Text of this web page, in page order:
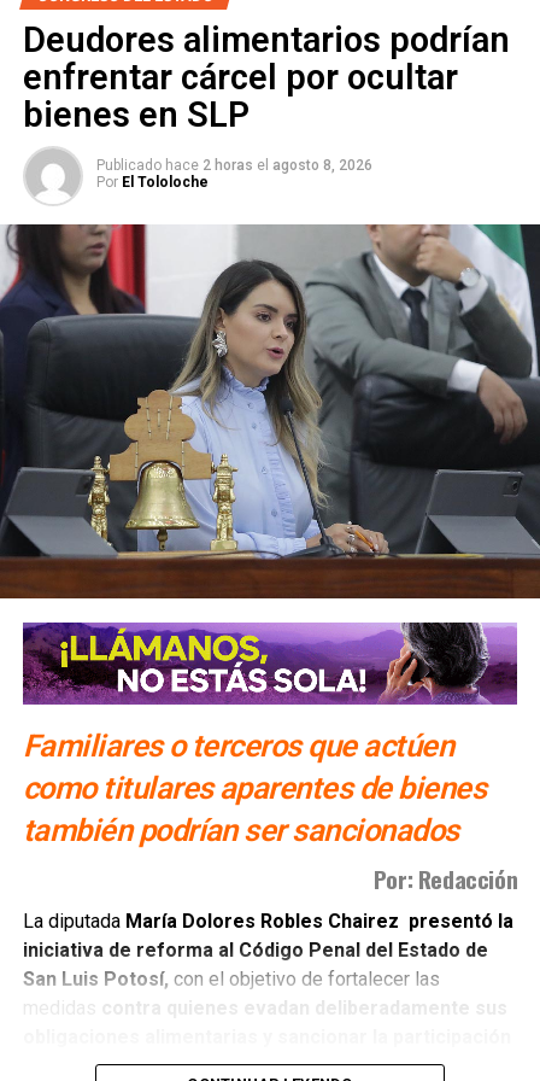
Deudores alimentarios podrían
enfrentar cárcel por ocultar
bienes en SLP
Publicado hace 2 horas el agosto 8, 2026
Por El Tololoche
Familiares o terceros que actúen
como titulares aparentes de bienes
también podrían ser sancionados
Por: Redacción
La diputada María Dolores Robles Chairez presentó la
iniciativa de reforma al Código Penal del Estado de
San Luis Potosí, con el objetivo de fortalecer las
contra quienes evadan deliberadamente sus
de terceras personasque colaboren para impedir su